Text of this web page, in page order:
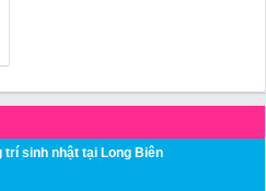
trí sinh nhật tại Long Biên